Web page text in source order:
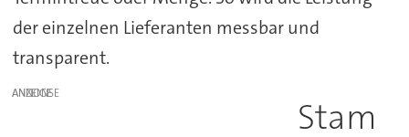
der einzelnen Lieferanten messbar und
transparent.
ANZEIGE
Stam